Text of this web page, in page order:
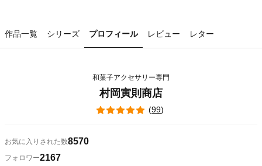
作品一覧 シリーズ プロフィール レビュー レター
和菓子アクセサリー専門
村岡寅則商店
(99)
お気に入りされた数8570
フォロワー2167